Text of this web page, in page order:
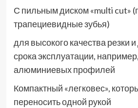
С пильным диском «multi cut»
трапециевидные зубья)
для высокого качества резки
срока эксплуатации,
алюминиевых профилей
Компактный «легковес»,
переносить одной рукой